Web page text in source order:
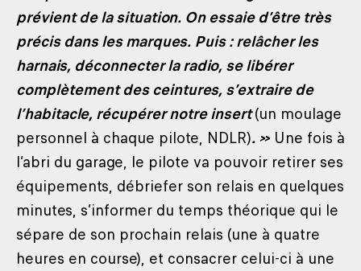
prévient de la situation. On essaie d’être très
précis dans les marques. Puis : relâcher les
harnais, déconnecter la radio, se libérer
complètement des ceintures, s’extraire de
l’habitacle, récupérer notre insert(un moulage
personnel à chaque pilote, NDLR). » Une fois à
l’abri du garage, le pilote va pouvoir retirer ses
équipements, débriefer son relais en quelques
minutes, s’informer du temps théorique qui le
sépare de son prochain relais (une à quatre
heures en course), et consacrer celui-ci à une